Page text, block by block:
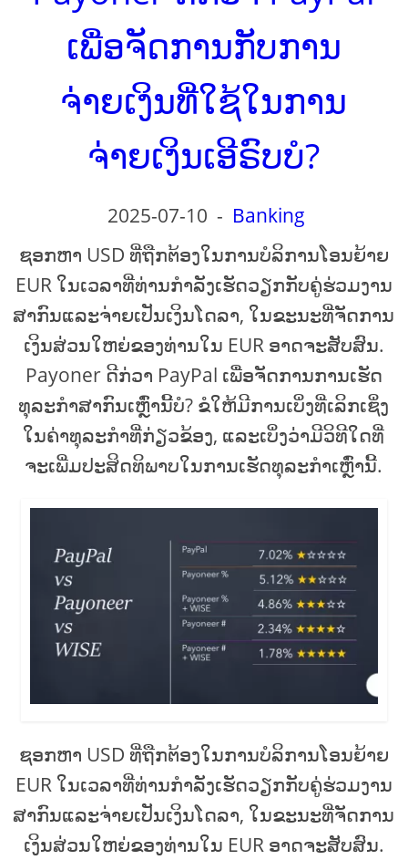
ເພື່ອຈັດການກັບການ
ຈ່າຍເງິນທີ່ໃຊ້ໃນການ
ຈ່າຍເງິນເອີຣົບບໍ?
2025-07-10 - Banking
ຊອກຫາ USD ທີ່ຖືກຕ້ອງໃນການບໍລິການໂອນຍ້າຍ
EUR ໃນເວລາທີ່ທ່ານກໍາລັງເຮັດວຽກກັບຄູ່ຮ່ວມງານ
ສາກົນແລະຈ່າຍເປັນເງິນໂດລາ, ໃນຂະນະທີ່ຈັດການ
ເງິນສ່ວນໃຫຍ່ຂອງທ່ານໃນ EUR ອາດຈະສັບສົນ.
Payoner ດີກ່ວາ PayPal ເພື່ອຈັດການການເຮັດ
ທຸລະກໍາສາກົນເຫຼົ່ານີ້ບໍ? ຂໍໃຫ້ມີການເບິ່ງທີ່ເລິກເຊິ່ງ
ໃນຄ່າທຸລະກໍາທີ່ກ່ຽວຂ້ອງ, ແລະເບິ່ງວ່າມີວິທີໃດທີ່
ຈະເພີ່ມປະສິດທິພາບໃນການເຮັດທຸລະກໍາເຫຼົ່ານີ້.
ຊອກຫາ USD ທີ່ຖືກຕ້ອງໃນການບໍລິການໂອນຍ້າຍ
EUR ໃນເວລາທີ່ທ່ານກໍາລັງເຮັດວຽກກັບຄູ່ຮ່ວມງານ
ສາກົນແລະຈ່າຍເປັນເງິນໂດລາ, ໃນຂະນະທີ່ຈັດການ
ເງິນສ່ວນໃຫຍ່ຂອງທ່ານໃນ EUR ອາດຈະສັບສົນ.